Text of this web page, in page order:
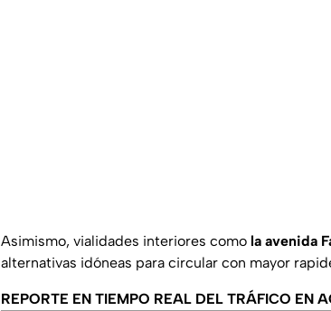
Asimismo, vialidades interiores como la avenida
alternativas idóneas para circular con mayor
REPORTE EN TIEMPO REAL DEL TRÁFICO EN